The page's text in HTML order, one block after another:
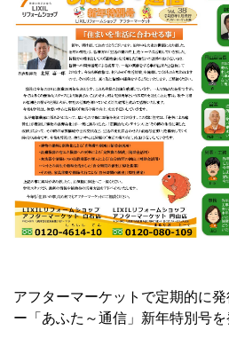
アフターマーケットで定期的に
ー「あふた～通信」新年特別号を